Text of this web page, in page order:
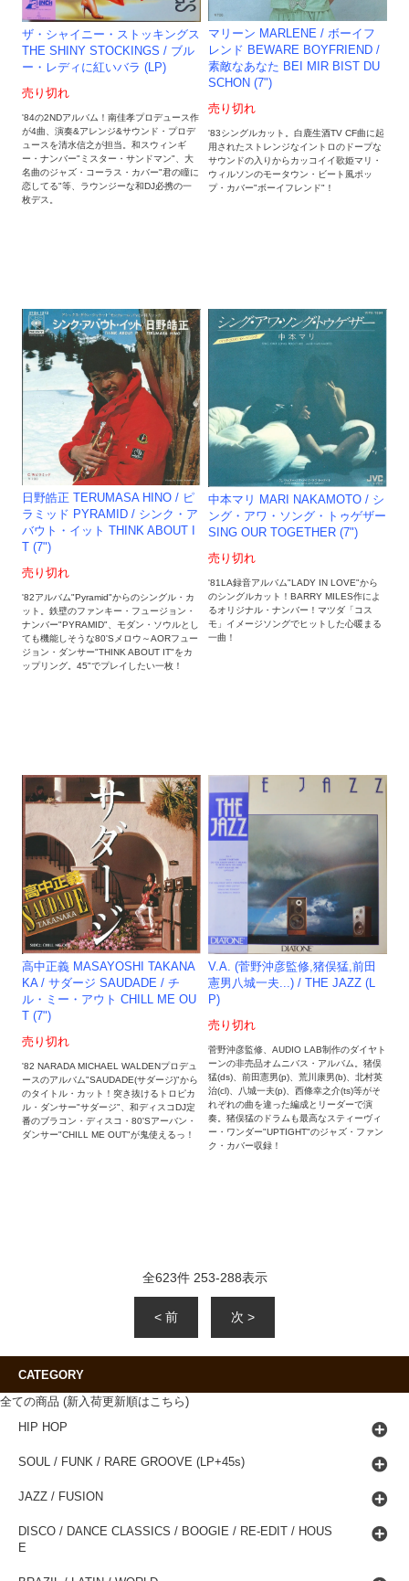
ザ・シャイニー・ストッキングス
THE SHINY STOCKINGS / ブル
ー・レディに紅いバラ (LP)
売り切れ
'84の2NDアルバム！南佳孝プロデュース作
が4曲、演奏&アレンジ&サウンド・プロデ
ュースを清水信之が担当。和スウィンギ
ー・ナンバー"ミスター・サンドマン"、大
名曲のジャズ・コーラス・カバー"君の瞳に
恋してる"等、ラウンジーな和DJ必携の一
枚デス。
マリーン MARLENE / ボーイフ
レンド BEWARE BOYFRIEND /
素敵なあなた BEI MIR BIST DU
SCHON (7")
売り切れ
'83シングルカット。白鹿生酒TV CF曲に起
用されたストレンジなイントロのドープな
サウンドの入りからカッコイイ歌姫マリ・
ウィルソンのモータウン・ビート風ポッ
プ・カバー"ボーイフレンド"！
日野皓正 TERUMASA HINO / ピ
ラミッド PYRAMID / シンク・ア
バウト・イット THINK ABOUT I
T (7")
売り切れ
'82アルバム"Pyramid"からのシングル・カ
ット。鉄壁のファンキー・フュージョン・
ナンバー"PYRAMID"、モダン・ソウルとし
ても機能しそうな80'Sメロウ～AORフュー
ジョン・ダンサー"THINK ABOUT IT"をカ
ップリング。45"でプレイしたい一枚！
中本マリ MARI NAKAMOTO / シ
ング・アワ・ソング・トゥゲザー
SING OUR TOGETHER (7")
売り切れ
'81LA録音アルバム"LADY IN LOVE"から
のシングルカット！BARRY MILES作によ
るオリジナル・ナンバー！マツダ「コス
モ」イメージソングでヒットした心暖まる
一曲！
高中正義 MASAYOSHI TAKANA
KA / サダージ SAUDADE / チ
ル・ミー・アウト CHILL ME OU
T (7")
売り切れ
'82 NARADA MICHAEL WALDENプロデュ
ースのアルバム"SAUDADE(サダージ)"から
のタイトル・カット！突き抜けるトロピカ
ル・ダンサー"サダージ"、和ディスコDJ定
番のブラコン・ディスコ・80'Sアーバン・
ダンサー"CHILL ME OUT"が鬼使えるっ！
V.A. (菅野沖彦監修,猪俣猛,前田
憲男八城一夫...) / THE JAZZ (L
P)
売り切れ
菅野沖彦監修、AUDIO LAB制作のダイヤト
ーンの非売品オムニバス・アルバム。猪俣
猛(ds)、前田憲男(p)、荒川康男(b)、北村英
治(cl)、八城一夫(p)、西條幸之介(ts)等がそ
れぞれの曲を違った編成とリーダーで演
奏。猪俣猛のドラムも最高なスティーヴィ
ー・ワンダー"UPTIGHT"のジャズ・ファン
ク・カバー収録！
全623件 253-288表示
< 前 次 >
CATEGORY
全ての商品 (新入荷更新順はこちら)
HIP HOP
SOUL / FUNK / RARE GROOVE (LP+45s)
JAZZ / FUSION
DISCO / DANCE CLASSICS / BOOGIE / RE-EDIT / HOUS
E